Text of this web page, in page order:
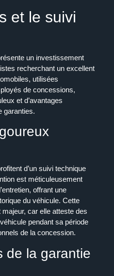
et le suivi
un investissement
recherchant un excellent
utilisées
de concessions,
et d’avantages
garanties.
d’un suivi technique
est méticuleusement
offrant une
du véhicule. Cette
car elle atteste des
pendant sa période
de la concession.
de la garantie